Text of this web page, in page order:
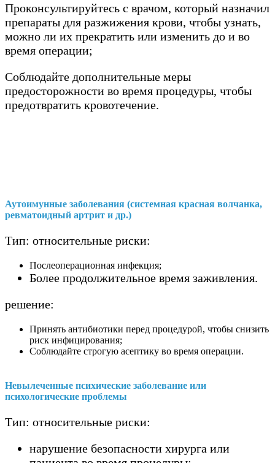
Проконсультируйтесь с врачом, который назначил
препараты для разжижения крови, чтобы узнать,
можно ли их прекратить или изменить до и во
время операции;
Соблюдайте дополнительные меры
предосторожности во время процедуры, чтобы
предотвратить кровотечение.
Аутоимунные заболевания (системная красная волчанка,
ревматоидный артрит и др.)
Тип: относительные риски:
Послеоперационная инфекция;
Более продолжительное время заживления.
решение:
Принять антибиотики перед процедурой, чтобы снизить
риск инфицирования;
Соблюдайте строгую асептику во время операции.
Невылеченные психические заболевание или
психологические проблемы
Тип: относительные риски:
нарушение безопасности хирурга или